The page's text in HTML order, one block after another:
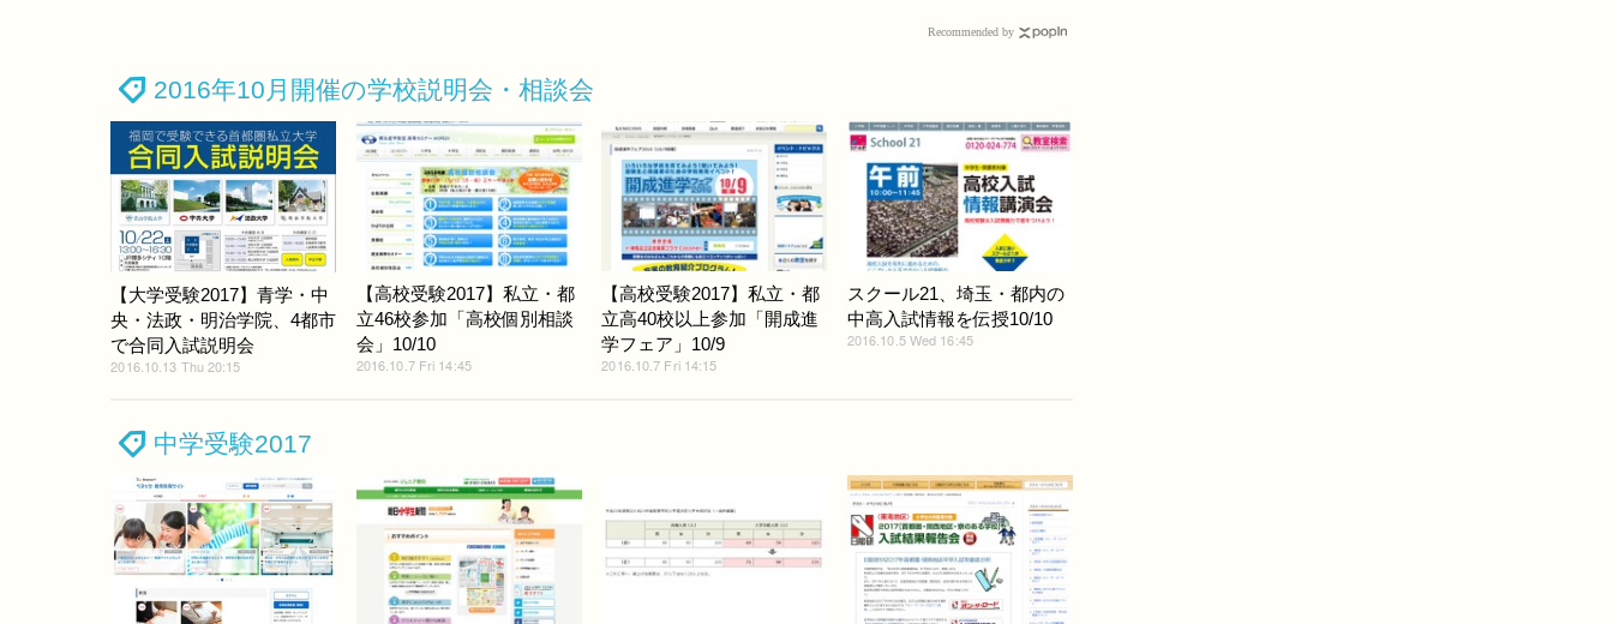
Recommended by
2016年10月開催の学校説明会・相談会
【大学受験2017】青学・中
央・法政・明治学院、4都市
で合同入試説明会
2016.10.13 Thu 20:15
【高校受験2017】私立・都
立46校参加「高校個別相談
会」10/10
2016.10.7 Fri 14:45
【高校受験2017】私立・都
立高40校以上参加「開成進
学フェア」10/9
2016.10.7 Fri 14:15
スクール21、埼玉・都内の
中高入試情報を伝授10/10
2016.10.5 Wed 16:45
中学受験2017